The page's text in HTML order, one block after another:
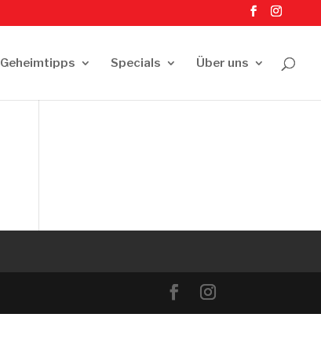
Geheimtipps Specials Über uns